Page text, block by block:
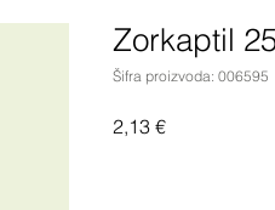
Zorkaptil
Šifra proizvoda: 006595
2,13 €Cijena